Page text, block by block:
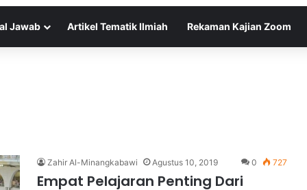
Jawab Artikel Tematik Ilmiah Rekaman Kajian Zoom
Zahir Al-Minangkabawi Agustus 10, 2019 0 727
Empat Pelajaran Penting Dari